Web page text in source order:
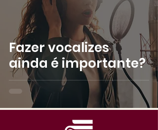
Fazer vocalizes
ainda é importante?